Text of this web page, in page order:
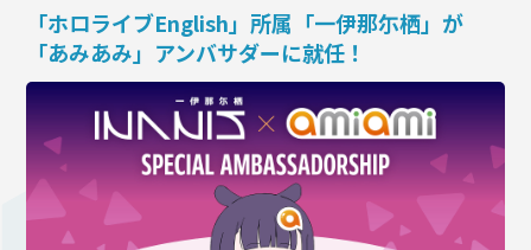
COLLABORATION
SUPPORT ADVERTISING
OFFICIAL SHOP
HOLODULE
会社概要
「ホロライブEnglish」所属「一伊那尓栖」が
「あみあみ」アンバサダーに就任！